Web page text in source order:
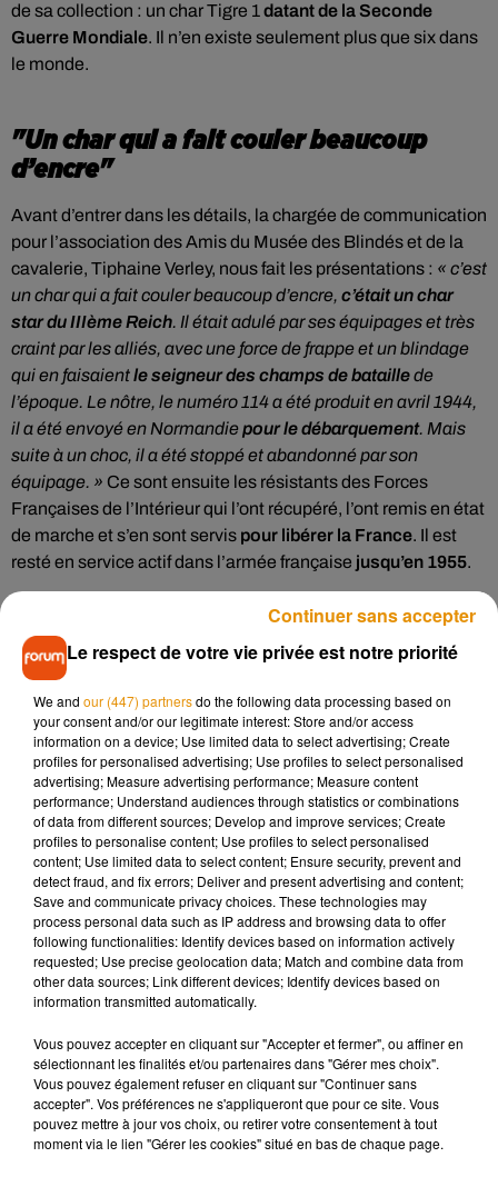
de sa collection : un char Tigre 1 datant de la Seconde
Guerre Mondiale. Il n’en existe seulement plus que six dans
le monde.
"Un char qui a fait couler beaucoup
d’encre"
Avant d’entrer dans les détails, la chargée de communication
pour l’association des Amis du Musée des Blindés et de la
cavalerie, Tiphaine Verley, nous fait les présentations : « c’est
un char qui a fait couler beaucoup d’encre, c’était un char
star du IIIème Reich. Il était adulé par ses équipages et très
craint par les alliés, avec une force de frappe et un blindage
qui en faisaientle seigneur des champs de bataillede
l’époque. Le nôtre, le numéro 114 a été produit en avril 1944,
il a été envoyé en Normandiepour le débarquement. Mais
suite à un choc, il a été stoppé et abandonné par son
équipage. » Ce sont ensuite les résistants des Forces
Françaises de l’Intérieur qui l’ont récupéré, l’ont remis en état
de marche et s’en sont servis pour libérer la France. Il est
resté en service actif dans l’armée française jusqu’en 1955.
Alors que la mécanique de la machine n’a plus fonctionné
depuis près de 70 ans, elle a été démontée en décembre
2022 et les bénévoles ont été agréablement surpris de voir
qu’elle était encore
« C’était une demande très forte des passionnés, des
bénévoles de l’association, de par sa rareté, son aura, son
histoire particulière avec ce changement de drapeau. Il y a un
enjeu historique et patrimonial », poursuit la chargée de
communication.
Objectif atteint
À l’origine dela campagne de financement participatif,
l’association avait fixé la cagnotteà 150.000 euros.
Cagnotte aujourd’hui dépassée grâce à la participation de
« L’objectif, c’est qui roule, que l’on
puisse réétendre un vrai bruit de moteur. Car aujourd’hui, le
seul qui roule n’a plus son moteur d’origine. On veut
entendre le vrai cri du tigre,on va donc le restaurer
entièrement», explique Tiphaine Verley.
Le respect de votre vie privée est notre priorité
We and our (447) partnersdo the following data processing based on
your consent and/or our legitimate interest: Store and/or access
information on a device; Use limited data to select advertising; Create
profiles for personalised advertising; Use profiles to select personalised
advertising; Measure advertising performance; Measure content
performance; Understand audiences through statistics or combinations
of data from different sources; Develop and improve services; Create
profiles to personalise content; Use profiles to select personalised
content; Use limited data to select content; Ensure security, prevent and
detect fraud, and fix errors; Deliver and present advertising and content;
Save and communicate privacy choices. These technologies may
process personal data such as IP address and browsing data to offer
following functionalities: Identify devices based on information actively
requested; Use precise geolocation data; Match and combine data from
other data sources; Link different devices; Identify devices based on
information transmitted automatically.
Vous pouvez accepter en cliquant sur "Accepter et fermer", ou affiner en
sélectionnant les finalités et/ou partenaires dans "Gérer mes choix".
Vous pouvez également refuser en cliquant sur "Continuer sans
accepter". Vos préférences ne s'appliqueront que pour ce site. Vous
pouvez mettre à jour vos choix, ou retirer votre consentement à tout
moment via le lien "Gérer les cookies" situé en bas de chaque page.
Continuer sans accepter